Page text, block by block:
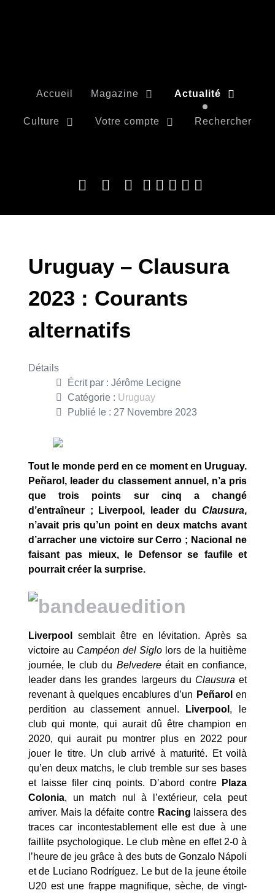
Accueil Magazine Actualité
Culture Votre compte Rechercher
Uruguay – Clausura
2023 : Courants
alternatifs
Détails
Écrit par : Jérôme Lecigne
Catégorie : Uruguay
Publié le : 27 Novembre 2023
Tout le monde perd en ce moment en Uruguay.
Peñarol, leader du classement annuel, n’a pris
que trois points sur cinq a changé
d’entraîneur ; Liverpool, leader du Clausura,
n’avait pris qu’un point en deux matchs avant
d’arracher une victoire sur Cerro ; Nacional ne
faisant pas mieux, le Defensor se faufile et
pourrait créer la surprise.
Liverpool semblait être en lévitation. Après sa
victoire au Campéon del Siglo lors de la huitième
journée, le club du Belvedereétait en confiance,
leader dans les grandes largeurs du Clausura et
revenant à quelques encablures d’un Peñarolen
perdition au classement annuel.
Liverpool , le
club qui monte, qui aurait dû être champion en
2020, qui aurait pu montrer plus en 2022 pour
jouer le titre. Un club arrivé à maturité. Et voilà
qu’en deux matchs, le club tremble sur ses bases
et laisse filer cinq points. D’abord contre
Plaza
Colonia, un match nul à l’extérieur, cela peut
arriver. Mais la défaite contre Racing laissera des
traces car incontestablement elle est due à une
faillite psychologique. Le club mène en effet 2-0 à
l’heure de jeu grâce à des buts de Gonzalo Nápoli
et de Luciano Rodríguez. Le but de la jeune étoile
U20 est une frappe magnifique, sèche, de vingt-